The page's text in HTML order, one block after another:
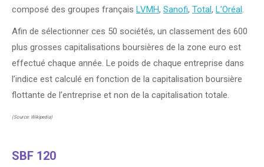
composé des groupes français LVMH, Sanofi, Total, L’Oréal.
Afin de sélectionner ces 50 sociétés, un classement des 600
plus grosses capitalisations boursières de la zone euro est
effectué chaque année. Le poids de chaque entreprise dans
l’indice est calculé en fonction de la capitalisation boursière
flottante de l’entreprise et non de la capitalisation totale.
(Source: Wikipedia)
SBF 120